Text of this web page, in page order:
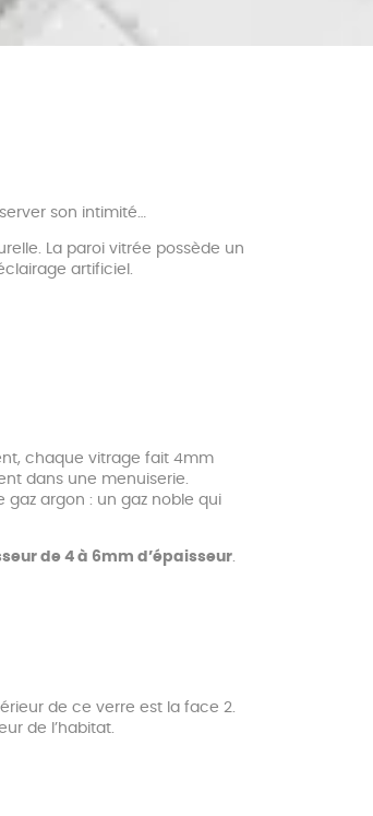
son intimité…
La paroi vitrée possède un
artificiel.
chaque vitrage fait 4mm
dans une menuiserie.
gaz argon : un gaz noble qui
de 4 à 6mm d’épaisseur.
de ce verre est la face 2.
de l’habitat.